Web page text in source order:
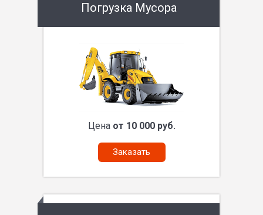
Погрузка Мусора
Цена от 10 000 руб.
Заказать